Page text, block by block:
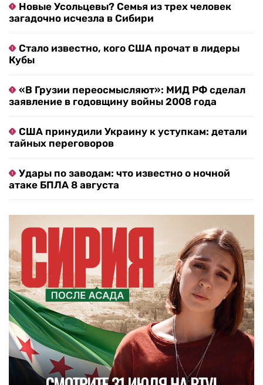
Новые Усольцевы? Семья из трех человек
загадочно исчезла в Сибири
Стало известно, кого США прочат в лидеры
Кубы
«В Грузии переосмысляют»: МИД РФ сделал
заявление в годовщину войны 2008 года
США принудили Украину к уступкам: детали
тайных переговоров
Удары по заводам: что известно о ночной
атаке БПЛА 8 августа